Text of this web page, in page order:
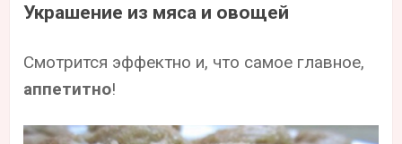
Украшение из мяса и овощей
Смотрится эффектно и, что самое главное,
аппетитно!